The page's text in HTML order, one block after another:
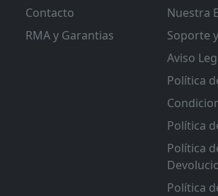
Contacto
RMA y Garantias
Nuestra
Soporte
Aviso
Política
Política
Política
Política